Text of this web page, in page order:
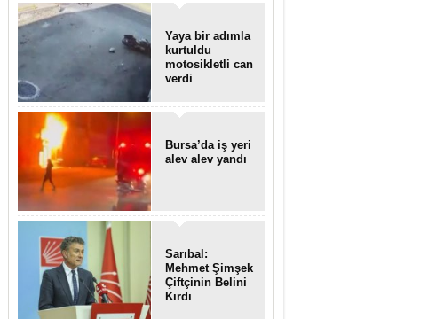
Yaya bir adımla
kurtuldu
motosikletli can
verdi
Bursa’da iş yeri
alev alev yandı
Sarıbal:
Mehmet Şimşek
Çiftçinin Belini
Kırdı